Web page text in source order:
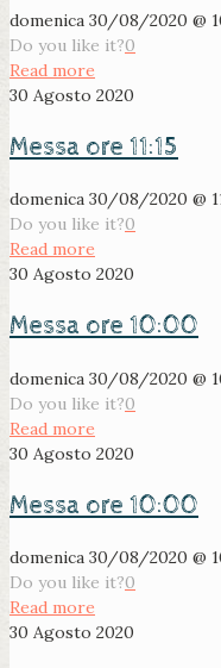
domenica 30/08/2020 @
Do you like it?0
Read more
30 Agosto 2020
Messa ore 11:15
domenica 30/08/2020 @
Do you like it?0
Read more
30 Agosto 2020
Messa ore 10:00
domenica 30/08/2020 @
Do you like it?0
Read more
30 Agosto 2020
Messa ore 10:00
domenica 30/08/2020 @
Do you like it?0
Read more
30 Agosto 2020